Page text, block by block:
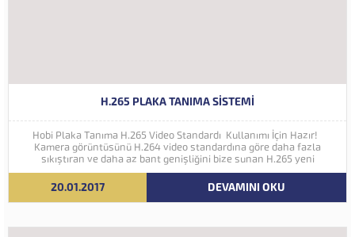
H.265 PLAKA TANIMA SISTEMI
Hobi Plaka Tanıma H.265 Video Standardı Kullanımı İçin Hazır!
Kamera görüntüsünü H.264 video standardına göre daha fazla
sıkıştıran ve daha az bant genişliğini bize sunan H.265 yeni
nesil kodlama teknolojisi Hobi Plaka Tanıma Sistemine eklenmiştir.
İleriki yıllarda 4K ve...
20.01.2017 DEVAMINI OKU